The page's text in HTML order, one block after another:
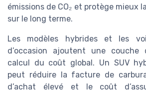
émissions de CO₂ et protège mieux
sur le long terme.
Les modèles hybrides et les
d’occasion ajoutent une couche
calcul du coût global. Un SUV
peut réduire la facture de
d’achat élevé et le coût